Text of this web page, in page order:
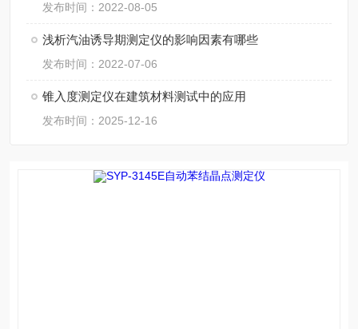
发布时间：2022-08-05
浅析汽油诱导期测定仪的影响因素有哪些
发布时间：2022-07-06
锥入度测定仪在建筑材料测试中的应用
发布时间：2025-12-16